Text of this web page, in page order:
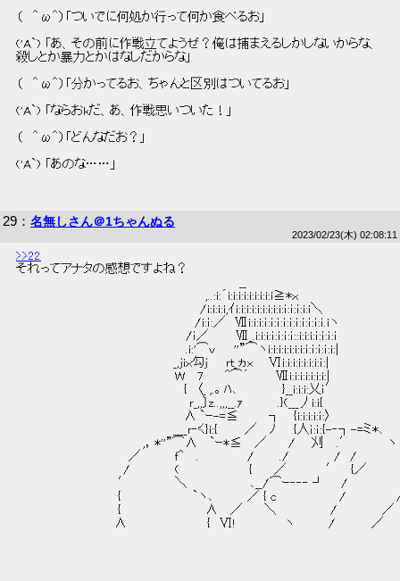
（   ＾ω＾）「ついでに何処か行って何か食べるお」
('A`) 「あ、その前に作戦立てようぜ？俺は捕まえるしかしないからな、
殺しとか暴力とかはなしだからな」
（   ＾ω＾）「分かってるお、ちゃんと区別はついてるお」
('A`) 「ならおkだ、あ、作戦思いついた！」
（   ＾ω＾）「どんなだお？」
('A`) 「あのな……」
29 ： 名無しさん＠1ちゃんぬる
2023/02/23(木) 02:08:11
>>22
それってアナタの感想ですよね？
,..:i:´i:i:i:i:i:i:i:i:i≧*ｘ
/i:i:i:i,ｲi:i:i:i:i:i:i:i:i:ｉ:ｉ:ｉ:i:i＼
/i:ｉ:／　Ⅶi:i:i:ｉ:ｉ:ｉ:ｉ:ｉ:ｉ:ｉ:ｉ:ｉ:ｉ.iヽ
/ｉ／　　　Ⅶ_.i:i:i:ｉ:ｉ:ｉ:ｉ::i:i:i:ｉ:ｉ:ｉ:ｉ
.i:'⌒v　　''”⌒ヽi:i:i:i:i:i:i:ｉ:ｉ:ｉ:ｉ:i:|
_,ｊiｘ勾ｊ　　ｒｔ_ヵx 　 Ⅵi:i:i:i:i:i:i:ｉ:|
W 　7　　 ^⌒´　　　Ⅶi:i:i:i:i:i:i:|
{　〈_ ,.｡ ﾊ､　　　　　}__i:i:i:乂ｉ′
ｒ_,,〕z..,,,__.ｧ　　 　 .}(___丿i:i{
∧ `ｰ-=≦　　　 ┐　 {i:i:i:i:ｉ:〉
____ｒ‐く}i:{　　　／　 ﾉ　　{人ｉ:ｉ:{-‐┐-=ミ*､
,，*''”⌒∧ 　`ｰ*≦　 ／　　 / 　 刈 　.′　　　　ヽ
／　　 　 ｆ^　 .　　　　　 /　 　 ./　　　　　/　/　　　　
/　　　　　(　　　　　　 　 {　　 ／　　　　 ′　 {／
′　　　　　＼　　　　　　　､__/⌒ｰ‐‐‐ ┘ 　 /　　　　　
{　　　　　　　　`ヽ､　　 　 ／ { c　　　　　　　/　 　 　
{　　 　 　 　 　 　 ∧　 ／　　 ＼　　　　　　/　　　　　／
∧　　　　　　　　　{　Ⅵ!　　　　　 ヽ　　 　 /　　　　／　